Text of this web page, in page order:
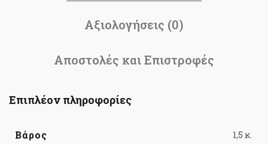
Αξιολογήσεις (0)
Αποστολές και Επιστροφές
Επιπλέον πληροφορίες
Βάρος 1,5 κ.